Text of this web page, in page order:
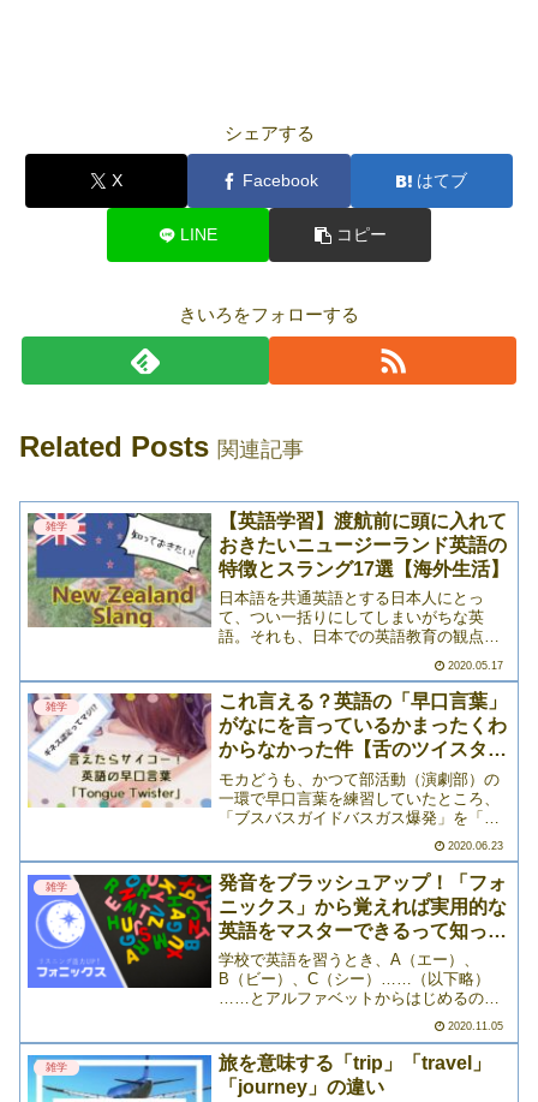
シェアする
X Facebook はてブ
LINE コピー
きいろをフォローする
Related Posts 関連記事
雑学
【英語学習】渡航前に頭に入れて
おきたいニュージーランド英語の
特徴とスラング17選【海外生活】
日本語を共通英語とする日本人にとっ
て、つい一括りにしてしまいがちな英
語。それも、日本での英語教育の観点か
英語」ということがほとんどです。です
が、実際のところ、インド英語やシンガ
ポール英語など、世界にはさま>>>
2020.05.17
雑学
これ言える？英語の「早口言葉」
がなにを言っているかまったくわ
からなかった件【舌のツイスター
ゲーム】
モカどうも、かつて部活動（演劇部）の
一環で早口言葉を練習していたところ、
「ブスバスガイドバスガス爆発」を「ブ
もか（@MochaConnext）です！生麦生
米生卵。かえるぴょこぴょこみぴょこぴ
ょこあわせてぴ>>>
2020.06.23
雑学
発音をブラッシュアップ！「フォ
ニックス」から覚えれば実用的な
英語をマスターできるって知って
た？
学校で英語を習うとき、A（エー）、
B（ビー）、C（シー）……（以下略）
……とアルファベットからはじめるのが
記をしてみたら「あれ、あの読みかたっ
て全然役に立たなくない？」と思った人
も少なくないのではないでし>>>
2020.11.05
雑学
旅を意味する「trip」「travel」
「journey」の違い